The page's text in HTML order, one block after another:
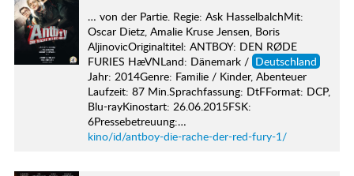
… von der Partie. Regie: Ask HasselbalchMit:
Oscar Dietz, Amalie Kruse Jensen, Boris
AljinovicOriginaltitel: ANTBOY: DEN RØDE
FURIES HæVNLand: Dänemark / Deutschland
Jahr: 2014Genre: Familie / Kinder, Abenteuer
Laufzeit: 87 Min.Sprachfassung: DtFFormat: DCP,
Blu-rayKinostart: 26.06.2015FSK:
6Pressebetreuung:…
kino/id/antboy-die-rache-der-red-fury-1/